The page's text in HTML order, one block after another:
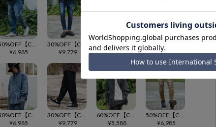
¥6,985
¥9,779
50%OFF【CAMBIO(カンビオ)】Deformed Silhouette Stretch Denim Pants デニムパンツ(MIU-251-037)
¥6,985
¥6,985
¥6,985
¥9,779
¥5,588
¥6,985